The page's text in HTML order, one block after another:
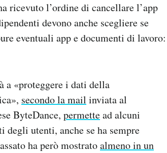
ricevuto l’ordine di cancellare l’app
devono anche scegliere se
eventuali app e documenti di lavoro:
a «proteggere i dati della
secondo la mail inviata al
ByteDance, permettead alcuni
utenti, anche se ha sempre
ha però mostratoalmeno in un